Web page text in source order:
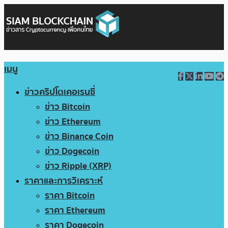
เมนู
ข่าวคริปโตเคอเรนซี่
ข่าว Bitcoin
ข่าว Ethereum
ข่าว Binance Coin
ข่าว Dogecoin
ข่าว Ripple (XRP)
ราคาและการวิเคราะห์
ราคา Bitcoin
ราคา Ethereum